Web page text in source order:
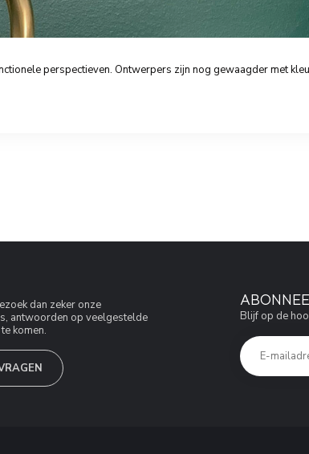
perspectieven. Ontwerpers zijn nog gewaagder met
dan zeker onze
antwoorden op veelgestelde
komen.
Blijf op de